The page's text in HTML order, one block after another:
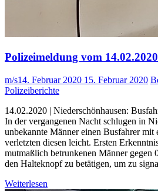
Polizeimeldung vom 14.02.2020
m/s14. Februar 2020 15. Februar 2020
Polizeiberichte
14.02.2020 | Niederschönhausen:
In der vergangenen Nacht schlugen in
unbekannte Männer einen Busfahrer mit
verletzten diesen leicht. Ersten
mutmaßlich betrunkenen Männer gegen
den Halteknopf zu betätigen, um zu
Weiterlesen